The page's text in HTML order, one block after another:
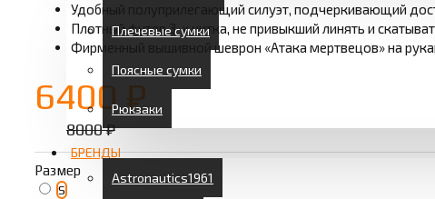
Плечевые сумки
Поясные сумки
Рюкзаки
БРЕНДЫ
Astronautics1961
Удобный полуприлегающий силуэт, подчеркивающий
Плотный футер 3-х нитка, не привыкший линять и
Фирменный вышивной шеврон «Атака мертвецов» на
6400 ₽
8000 ₽
Размер
S